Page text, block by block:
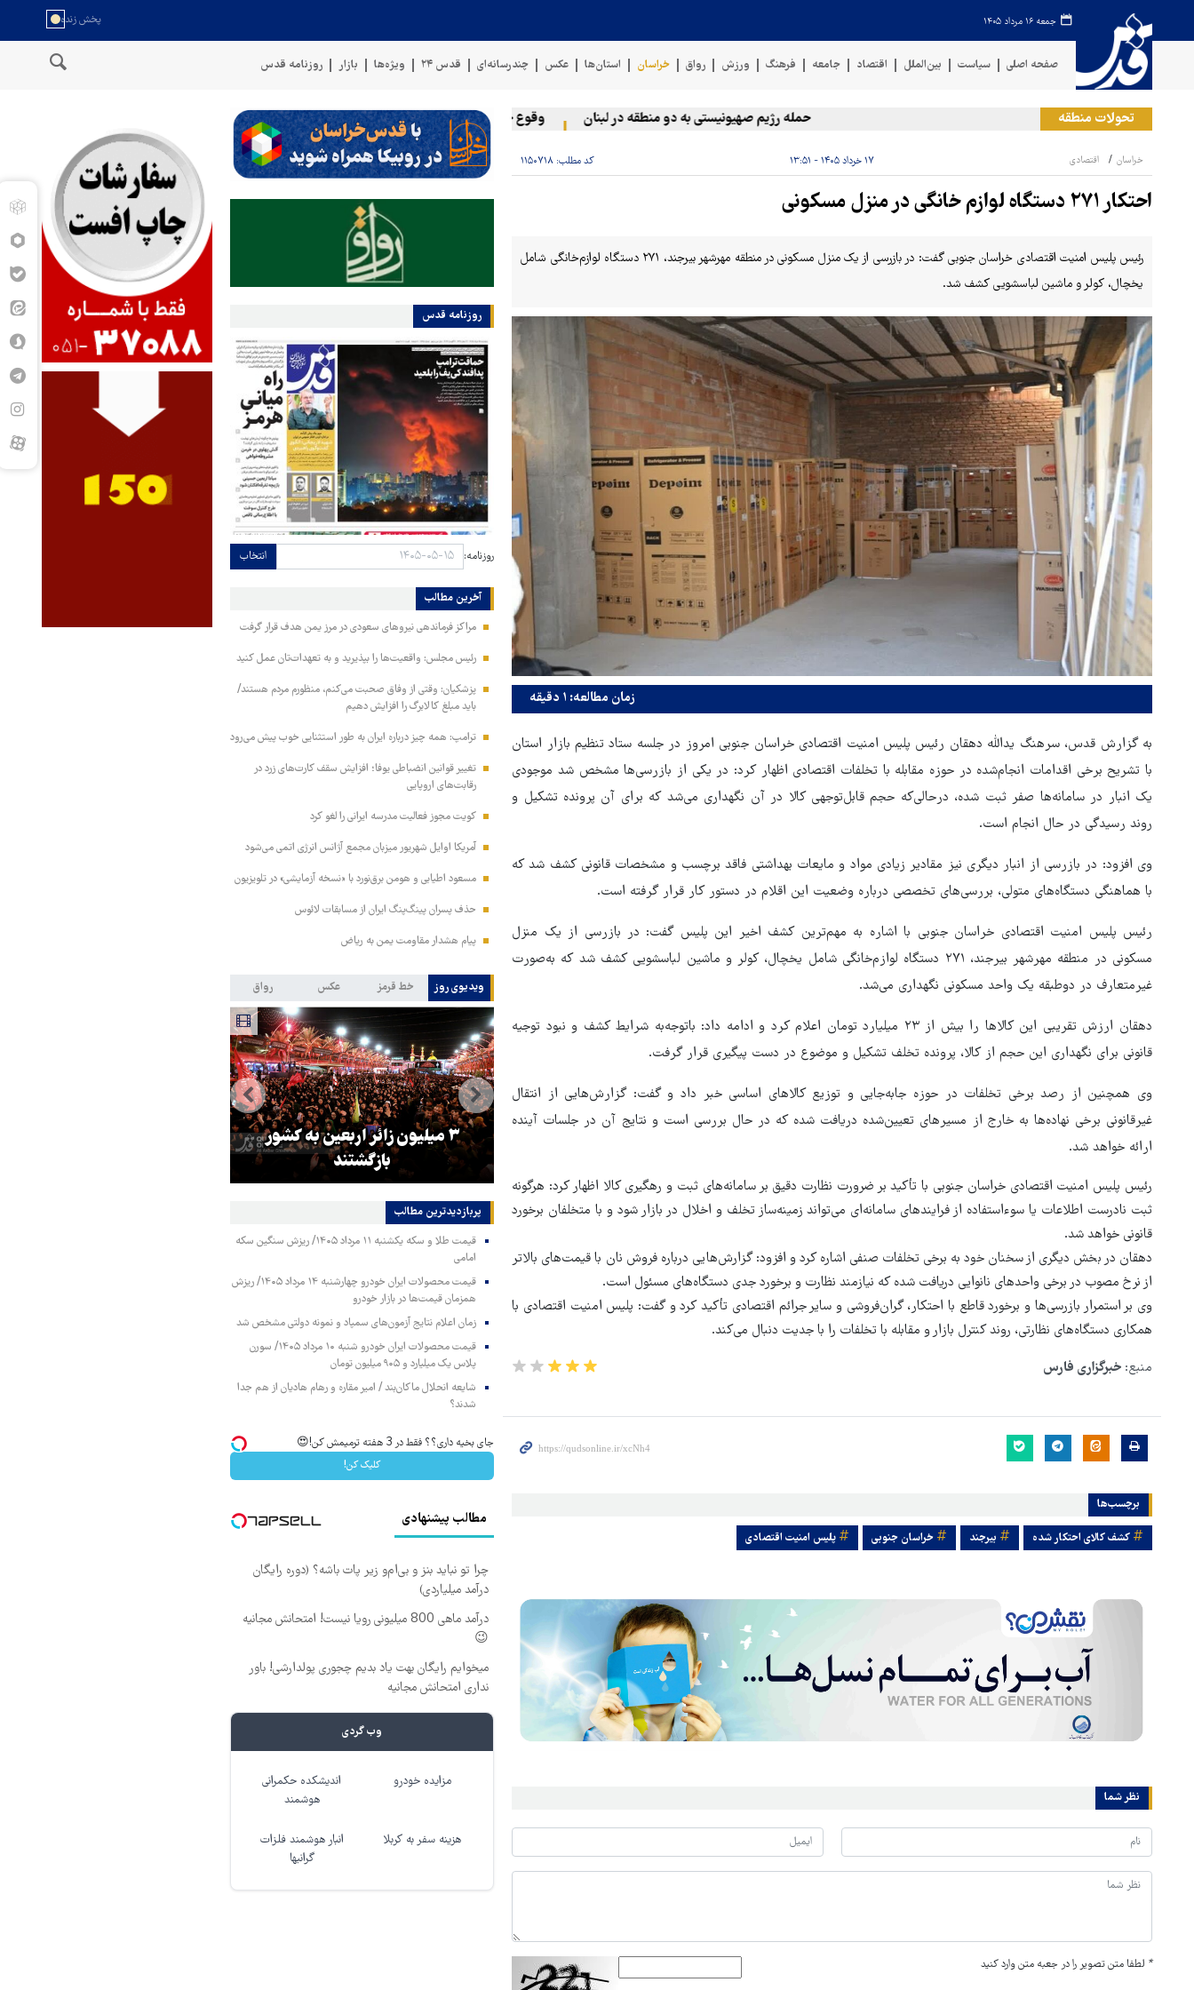
جمعه ۱۶ مرداد ۱۴۰۵
صفحه اصلی سیاست بین‌الملل اقتصاد جامعه فرهنگ ورزش رواق خراسان استان‌ها عکس چندرسانه‌ای قدس ۲۴ ویژه‌ها بازار روزنامه قدس
تحولات منطقه حمله رژیم صهیونیستی به دو منطقه در لبنان وقوع حادثه دریایی در سواحل عمان سخنگوی نیروهای مسلح یمن: کشتی نفتی عربستان را با موشک
خراسان اقتصادی ۱۷ خرداد ۱۴۰۵ - ۱۳:۵۱ کد مطلب: ۱۱۵۰۷۱۸
احتکار ۲۷۱ دستگاه لوازم خانگی در منزل مسکونی
رئیس پلیس امنیت اقتصادی خراسان جنوبی گفت: در بازرسی از یک منزل مسکونی در منطقه مهرشهر بیرجند، ۲۷۱ دستگاه لوازم‌خانگی شامل
یخچال، کولر و ماشین لباسشویی کشف شد.
زمان مطالعه: ۱ دقیقه
به گزارش قدس، سرهنگ یدالله دهقان رئیس پلیس امنیت اقتصادی خراسان جنوبی امروز در جلسه ستاد تنظیم بازار استان
با تشریح برخی اقدامات انجام‌شده در حوزه مقابله با تخلفات اقتصادی اظهار کرد: در یکی از بازرسی‌ها مشخص شد موجودی
یک انبار در سامانه‌ها صفر ثبت شده، درحالی‌که حجم قابل‌توجهی کالا در آن نگهداری می‌شد که برای آن پرونده تشکیل و
روند رسیدگی در حال انجام است.
وی افزود: در بازرسی از انبار دیگری نیز مقادیر زیادی مواد و مایعات بهداشتی فاقد برچسب و مشخصات قانونی کشف شد که
با هماهنگی دستگاه‌های متولی، بررسی‌های تخصصی درباره وضعیت این اقلام در دستور کار قرار گرفته است.
رئیس پلیس امنیت اقتصادی خراسان جنوبی با اشاره به مهم‌ترین کشف اخیر این پلیس گفت: در بازرسی از یک منزل
مسکونی در منطقه مهرشهر بیرجند، ۲۷۱ دستگاه لوازم‌خانگی شامل یخچال، کولر و ماشین لباسشویی کشف شد که به‌صورت
غیرمتعارف در دوطبقه یک واحد مسکونی نگهداری می‌شد.
دهقان ارزش تقریبی این کالاها را بیش از ۲۳ میلیارد تومان اعلام کرد و ادامه داد: باتوجه‌به شرایط کشف و نبود توجیه
قانونی برای نگهداری این حجم از کالا، پرونده تخلف تشکیل و موضوع در دست پیگیری قرار گرفت.
وی همچنین از رصد برخی تخلفات در حوزه جابه‌جایی و توزیع کالاهای اساسی خبر داد و گفت: گزارش‌هایی از انتقال
غیرقانونی برخی نهاده‌ها به خارج از مسیرهای تعیین‌شده دریافت شده که در حال بررسی است و نتایج آن در جلسات آینده
ارائه خواهد شد.
رئیس پلیس امنیت اقتصادی خراسان جنوبی با تأکید بر ضرورت نظارت دقیق بر سامانه‌های ثبت و رهگیری کالا اظهار کرد: هرگونه
ثبت نادرست اطلاعات یا سوءاستفاده از فرایندهای سامانه‌ای می‌تواند زمینه‌ساز تخلف و اخلال در بازار شود و با متخلفان برخورد
قانونی خواهد شد.
دهقان در بخش دیگری از سخنان خود به برخی تخلفات صنفی اشاره کرد و افزود: گزارش‌هایی درباره فروش نان با قیمت‌های بالاتر
از نرخ مصوب در برخی واحدهای نانوایی دریافت شده که نیازمند نظارت و برخورد جدی دستگاه‌های مسئول است.
وی بر استمرار بازرسی‌ها و برخورد قاطع با احتکار، گران‌فروشی و سایر جرائم اقتصادی تأکید کرد و گفت: پلیس امنیت اقتصادی با
همکاری دستگاه‌های نظارتی، روند کنترل بازار و مقابله با تخلفات را با جدیت دنبال می‌کند.
منبع: خبرگزاری فارس
برچسب‌ها
کشف کالای احتکار شده بیرجند خراسان جنوبی پلیس امنیت اقتصادی
نظر شما
* لطفا متن تصویر را در جعبه متن وارد کنید
روزنامه قدس
روزنامه: انتخاب
آخرین مطالب
مراکز فرماندهی نیروهای سعودی در مرز یمن هدف قرار گرفت
رئیس مجلس: واقعیت‌ها را بپذیرید و به تعهدات‌تان عمل کنید
پزشکیان: وقتی از وفاق صحبت می‌کنم، منظورم مردم هستند/
باید مبلغ کالابرگ را افزایش دهیم
ترامپ: همه چیز درباره ایران به طور استثنایی خوب پیش می‌رود
تغییر قوانین انضباطی یوفا؛ افزایش سقف کارت‌های زرد در
رقابت‌های اروپایی
کویت مجوز فعالیت مدرسه ایرانی را لغو کرد
آمریکا اوایل شهریور میزبان مجمع آژانس انرژی اتمی می‌شود
مسعود اطیابی و هومن برق‌نورد با «نسخه آزمایشی» در تلویزیون
حذف پسران پینگ‌پنگ ایران از مسابقات لائوس
پیام هشدار مقاومت یمن به ریاض
ویدیوی روز خط قرمز عکس رواق
۳ میلیون زائر اربعین به کشور
بازگشتند
پربازدیدترین‌ مطالب
قیمت طلا و سکه یکشنبه ۱۱ مرداد ۱۴۰۵/ ریزش سنگین سکه
امامی
قیمت محصولات ایران خودرو چهارشنبه ۱۴ مرداد ۱۴۰۵/ ریزش
همزمان قیمت‌ها در بازار خودرو
زمان اعلام نتایج آزمون‌های سمپاد و نمونه دولتی مشخص شد
قیمت محصولات ایران خودرو شنبه ۱۰ مرداد ۱۴۰۵/ سورن
پلاس یک میلیارد و ۹۰۵ میلیون تومان
شایعه انحلال ماکان‌بند / امیر مقاره و رهام هادیان از هم جدا
شدند؟
جای بخیه داری؟؟ فقط در 3 هفته ترمیمش کن!😍
کلیک کن!
مطالب پیشنهادی
چرا تو نباید بنز و بی‌ام‌و زیر پات باشه؟ (دوره رایگان
درآمد میلیاردی)
درآمد ماهی 800 میلیونی رویا نیست! امتحانش مجانیه
😉
میخوایم رایگان بهت یاد بدیم چجوری پولدارشی! باور
نداری امتحانش مجانیه
وب گردی
مزایده خودرو
اندیشکده حکمرانی
هوشمند
هزینه سفر به کربلا
انبار هوشمند فلزات
گرانبها